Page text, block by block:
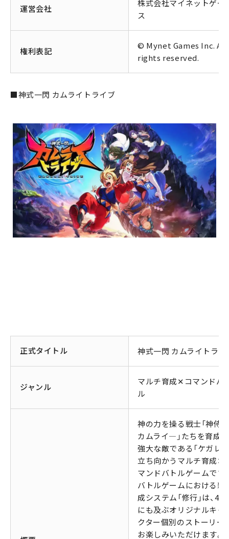
運営会社
株式会社マイネットゲー
ス
権利表記
© Mynet Games Inc. All
rights reserved.
■神式一閃 カムライトライブ
正式タイトル 神式一閃 カムライトライ
ジャンル
マルチ育成✕コマンドバ
ル
神の力を操る戦士「神侍
カムライ―」たちを育成し
強大な敵である「ケガレ」
立ち向かうマルチ育成✕
マンドバトルゲームです
バトルゲームにおける新
成システム「修行」は、40
にも及ぶオリジナルキャ
クター個別のストーリー
お楽しみいただけます。